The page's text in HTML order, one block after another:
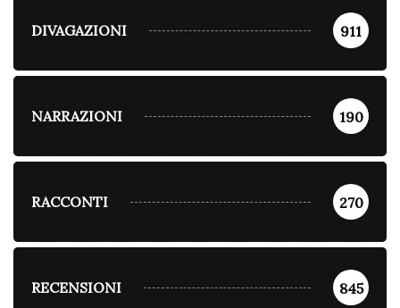
DIVAGAZIONI 911
NARRAZIONI 190
RACCONTI 270
RECENSIONI 845